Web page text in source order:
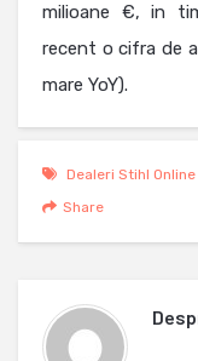
milioane €, in
recent o cifra de
mare YoY).
Dealeri Stihl Online
Share